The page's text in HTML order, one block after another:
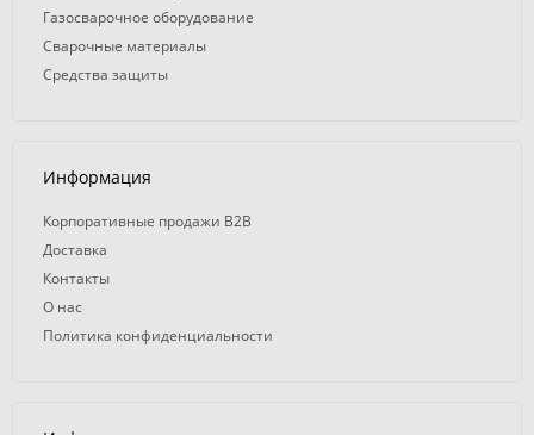
Газосварочное оборудование
Сварочные материалы
Средства защиты
Информация
Корпоративные продажи B2B
Доставка
Контакты
О нас
Политика конфиденциальности